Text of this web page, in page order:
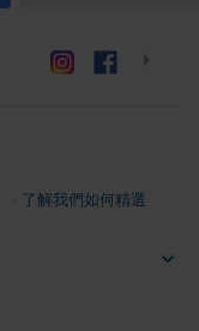
了解我們如何精選